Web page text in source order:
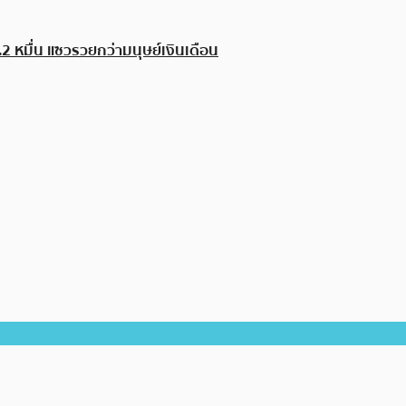
หมื่น แซวรวยกว่ามนุษย์เงินเดือน